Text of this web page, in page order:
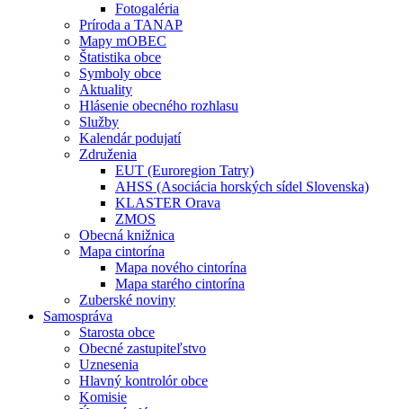
Fotogaléria
Príroda a TANAP
Mapy mOBEC
Štatistika obce
Symboly obce
Aktuality
Hlásenie obecného rozhlasu
Služby
Kalendár podujatí
Združenia
EUT (Euroregion Tatry)
AHSS (Asociácia horských sídel Slovenska)
KLASTER Orava
ZMOS
Obecná knižnica
Mapa cintorína
Mapa nového cintorína
Mapa starého cintorína
Zuberské noviny
Samospráva
Starosta obce
Obecné zastupiteľstvo
Uznesenia
Hlavný kontrolór obce
Komisie